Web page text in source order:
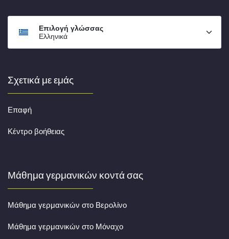
Επιλογή γλώσσας
Ελληνικά
Σχετικά με εμάς
Επαφή
Κέντρο βοήθειας
Μάθημα γερμανικών κοντά σας
Μάθημα γερμανικών στο Βερολίνο
Μάθημα γερμανικών στο Μόναχο